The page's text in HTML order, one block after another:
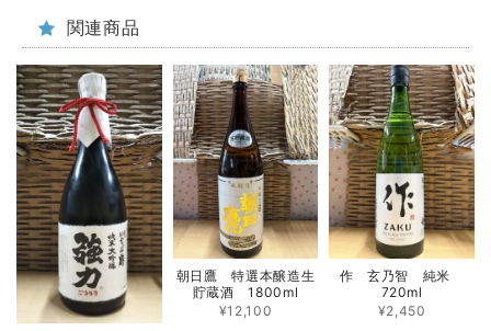
関連商品
朝日鷹 特選本醸造生
貯蔵酒 1800ml
¥12,100
作 玄乃智 純米
720ml
¥2,450